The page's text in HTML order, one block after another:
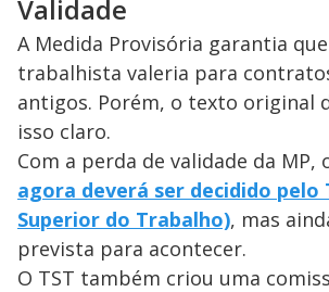
Validade
A Medida Provisória garantia
trabalhista valeria para
antigos. Porém, o texto original
isso claro.
Com a perda de validade da MP,
agora deverá ser decidido pelo
Superior do Trabalho), mas
prevista para acontecer.
O TST também criou uma